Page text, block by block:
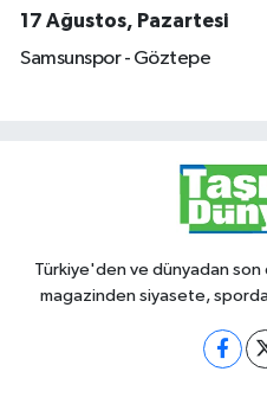
17 Ağustos, Pazartesi
Samsunspor - Göztepe
Türkiye'den ve dünyadan son
magazinden siyasete,